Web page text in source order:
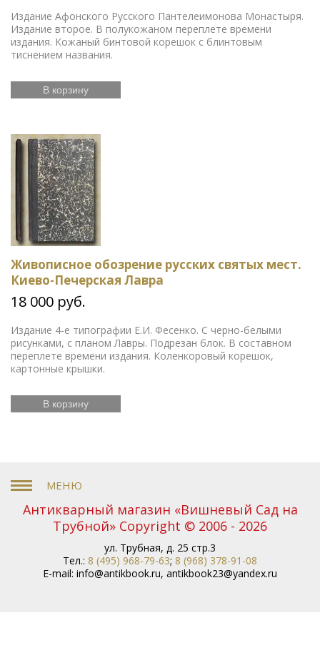
Издание Афонского Русского Пантелеимонова Монастыря.
Издание второе. В полукожаном переплете времени
издания. Кожаный бинтовой корешок с блинтовым
тиснением названия.
В корзину
Живописное обозрение русских святых мест.
Киево-Печерская Лавра
18 000 руб.
Издание 4-е типографии Е.И. Фесенко. С черно-белыми
рисунками, с планом Лавры. Подрезан блок. В составном
переплете времени издания. Коленкоровый корешок,
картонные крышки.
В корзину
Антикварный магазин «Вишневый Сад на
Трубной» Copyright © 2006 - 2026
ул. Трубная, д. 25 стр.3
Тел.: 8 (495) 968-79-63; 8 (968) 378-91-08
E-mail: info@antikbook.ru, antikbook23@yandex.ru